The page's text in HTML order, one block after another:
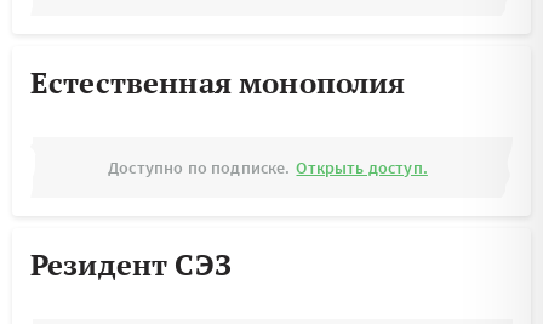
Естественная монополия
Доступно по подписке. Открыть доступ.
Резидент СЭЗ